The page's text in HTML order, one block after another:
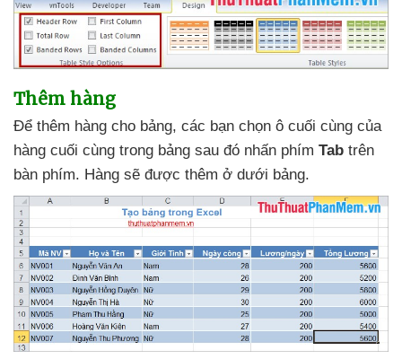
Thêm hàng
Để thêm hàng cho bảng, các bạn chọn ô cuối cùng của
hàng cuối cùng trong bảng sau đó nhấn phím Tab trên
bàn phím. Hàng sẽ được thêm ở dưới bảng.